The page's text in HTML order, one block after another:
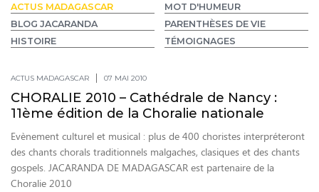
ACTUS MADAGASCAR
BLOG JACARANDA
HISTOIRE
MOT D'HUMEUR
PARENTHÈSES DE VIE
TÉMOIGNAGES
ACTUS MADAGASCAR 07 MAI 2010
CHORALIE 2010 – Cathédrale de Nancy :
11ème édition de la Choralie nationale
Evènement culturel et musical : plus de 400 choristes interpréteront
des chants chorals traditionnels malgaches, clasiques et des chants
gospels. JACARANDA DE MADAGASCAR est partenaire de la
Choralie 2010